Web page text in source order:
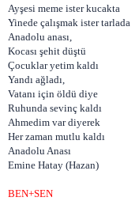
Ayşesi meme ister kucakta
Yinede çalışmak ister tarlada
Anadolu anası,
Kocası şehit düştü
Çocuklar yetim kaldı
Yandı ağladı,
Vatanı için öldü diye
Ruhunda sevinç kaldı
Ahmedim var diyerek
Her zaman mutlu kaldı
Anadolu Anası
Emine Hatay (Hazan)
BEN+SEN